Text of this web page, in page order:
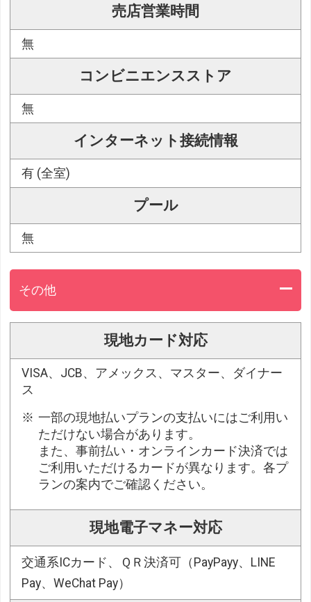
売店営業時間
無
コンビニエンスストア
無
インターネット接続情報
有 (全室)
プール
無
その他
現地カード対応
VISA、JCB、アメックス、マスター、ダイナー
ス
一部の現地払いプランの支払いにはご利用い
ただけない場合があります。
また、事前払い・オンラインカード決済では
ご利用いただけるカードが異なります。各プ
ランの案内でご確認ください。
現地電子マネー対応
交通系ICカード、ＱＲ決済可（PayPayy、LINE
Pay、WeChat Pay）